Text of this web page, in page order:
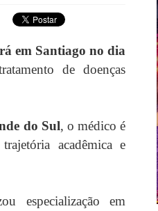
em Santiago no dia
de doenças
do Sul, o médico é
acadêmica e
especialização em